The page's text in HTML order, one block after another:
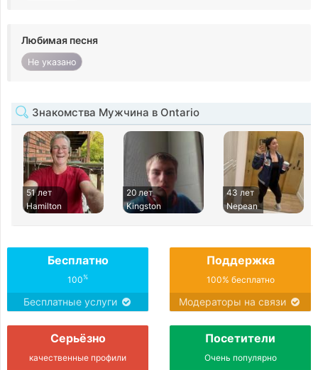
Любимая песня
Не указано
Знакомства Мужчина в Ontario
51 лет
Hamilton
20 лет
Kingston
43 лет
Nepean
Бесплатно
100%
Бесплатные услуги
Поддержка
100% бесплатно
Модераторы на связи
Серьёзно
качественные профили
Посетители
Очень популярно